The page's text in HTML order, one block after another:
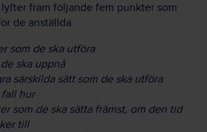
fram följande fem punkter som
de anställda:
som de ska utföra
ska uppnå
särskilda sätt som de ska utföra
hur
som de ska sätta främst, om den tid
till